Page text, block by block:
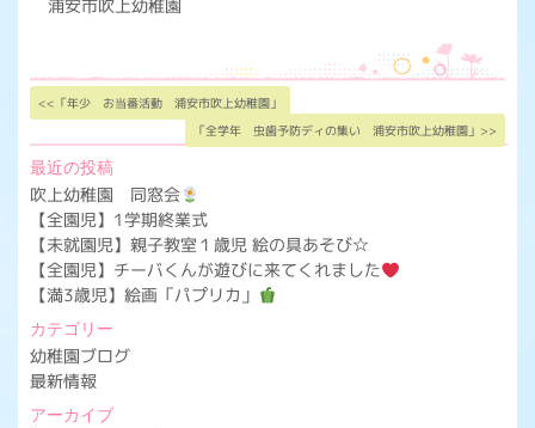
浦安市吹上幼稚園
<<「年少 お当番活動 浦安市吹上幼稚園」
「全学年 虫歯予防ディの集い 浦安市吹上幼稚園」>>
最近の投稿
吹上幼稚園 同窓会
【全園児】1学期終業式
【未就園児】親子教室１歳児 絵の具あそび☆
【全園児】チーバくんが遊びに来てくれました
【満3歳児】絵画「パプリカ」
カテゴリー
幼稚園ブログ
最新情報
アーカイブ